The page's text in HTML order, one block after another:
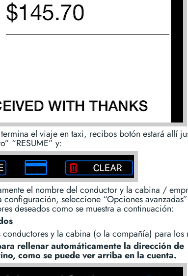
el viaje en taxi, recibos botón estará allí
“RESUME” y:
el nombre del conductor y la cabina /
configuración, seleccione “Opciones
deseados como se muestra a continuación:
conductores y la cabina (o la compañía) para los
rellenar automáticamente la dirección de
como se puede ver arriba en la cuenta.